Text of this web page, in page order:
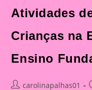
Atividades
Crianças na
Ensino
Postcarolinapalhas01